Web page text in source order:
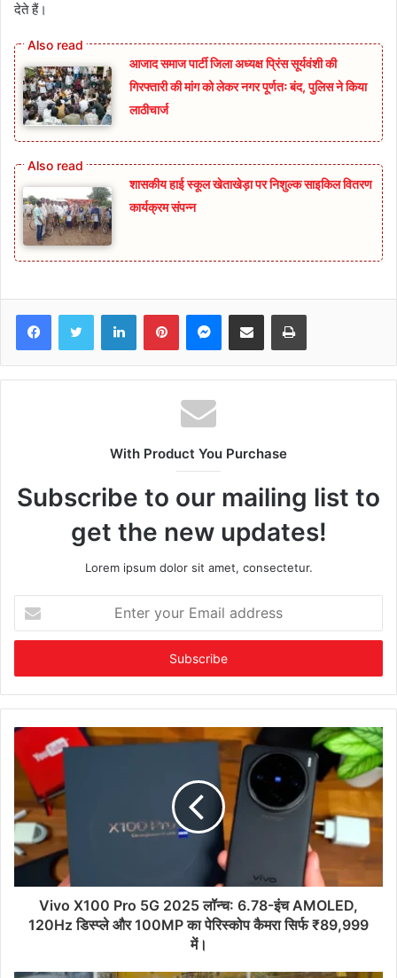
देते हैं।
आजाद समाज पार्टी जिला अध्यक्ष प्रिंस सूर्यवंशी की
गिरफ्तारी की मांग को लेकर नगर पूर्णतः बंद, पुलिस ने किया
लाठीचार्ज
शासकीय हाई स्कूल खेताखेड़ा पर निशुल्क साइकिल वितरण
कार्यक्रम संपन्न
FacebookTwitter LinkedInPinterestMessenger
Share via Email Print
With Product You Purchase
Subscribe to our mailing list to
get the new updates!
Lorem ipsum dolor sit amet, consectetur.
your
Email
Vivo X100 Pro 5G 2025 लॉन्च: 6.78-इंच AMOLED,
120Hz डिस्प्ले और 100MP का पेरिस्कोप कैमरा सिर्फ ₹89,999
में।